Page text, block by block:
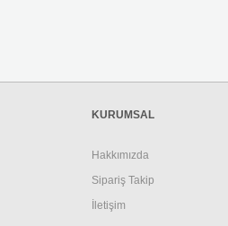
KURUMSAL
Hakkımızda
Sipariş Takip
İletişim